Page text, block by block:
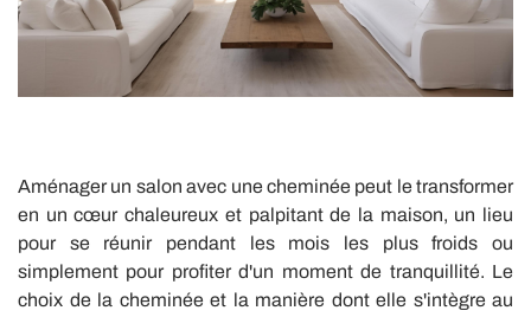
Aménager un salon avec une cheminée peut le transformer
en un cœur chaleureux et palpitant de la maison, un lieu
pour se réunir pendant les mois les plus froids ou
simplement pour profiter d'un moment de tranquillité. Le
choix de la cheminée et la manière dont elle s'intègre au